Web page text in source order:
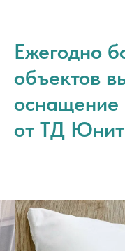
Ежегодно
объектов
оснащение
от ТД